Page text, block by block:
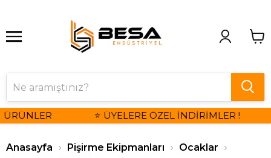
⭐ ÜYELERE ÖZEL İNDİRİMLER !
Anasayfa Pişirme Ekipmanları
Ocaklar